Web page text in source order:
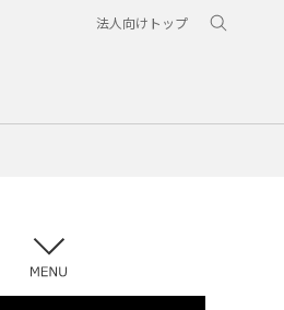
法人向けトップ